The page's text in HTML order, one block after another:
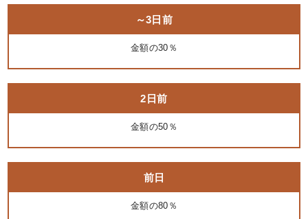
～3日前
金額の30％
2日前
金額の50％
前日
金額の80％